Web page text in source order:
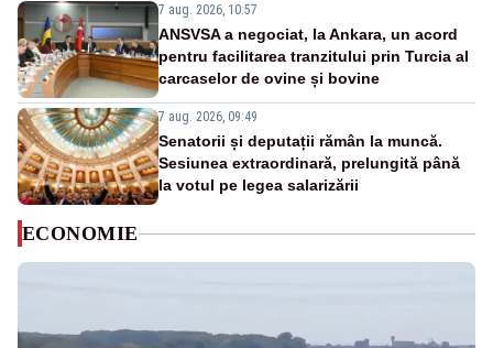
7 aug. 2026, 10:57
ANSVSA a negociat, la Ankara, un acord
pentru facilitarea tranzitului prin Turcia al
carcaselor de ovine și bovine
7 aug. 2026, 09:49
Senatorii și deputații rămân la muncă.
Sesiunea extraordinară, prelungită până
la votul pe legea salarizării
ECONOMIE